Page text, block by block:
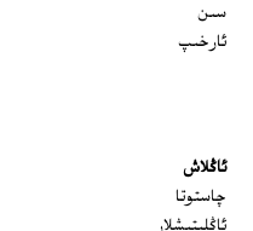
سىن
ئارخىپ
ئاڭلاش
چاستوتا